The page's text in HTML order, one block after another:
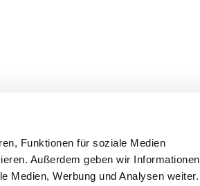
Funktionen für soziale Medien
Außerdem geben wir Informationen
Medien, Werbung und Analysen weiter.